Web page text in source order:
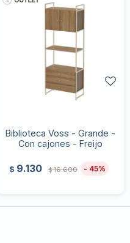
Biblioteca Voss - Grande -
Con cajones - Freijo
$ 9.130 $16.600 45